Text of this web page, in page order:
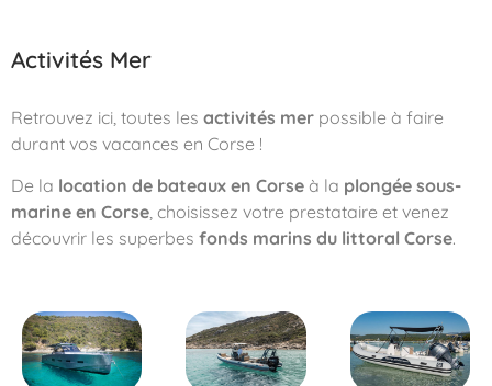
Activités Mer
Retrouvez ici, toutes les activités mer possible à faire
durant vos vacances en Corse !
De la location de bateaux en Corse à la plongée sous-
marine en Corse, choisissez votre prestataire et venez
découvrir les superbes fonds marins du littoral Corse.